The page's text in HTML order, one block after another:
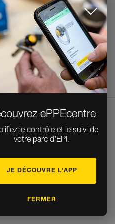
Suivant
avec le ZIGZAG
conseils
ePPEcentre
le contrôle et le suivi de
votre parc d'EPI.
JE DÉCOUVRE L'APP
FERMER